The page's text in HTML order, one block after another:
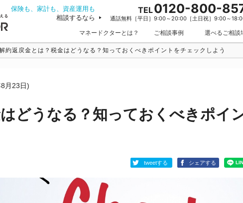
保険も、家計も、資産運用も
相談するなら
TEL0120-800-
通話無料［平日］9:00～20:00［土日祝］9:00～
マネードクターとは？ ご相談事例 選べるご相談
約返戻金とは？税金はどうなる？知っておくべきポイントをチェックしよう
月23日)
どうなる？知っておくべきポイ
tweetする シェアする